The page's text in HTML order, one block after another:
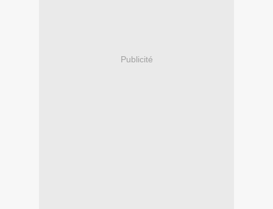
Publicité